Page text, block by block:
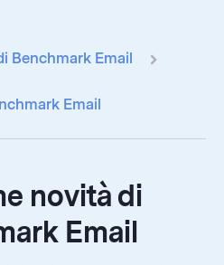
Benchmark Email
Email
novità di
Email